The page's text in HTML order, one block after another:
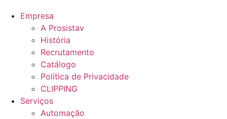
Empresa
A Prosistav
História
Recrutamento
Catálogo
Política de Privacidade
CLIPPING
Serviços
Automação